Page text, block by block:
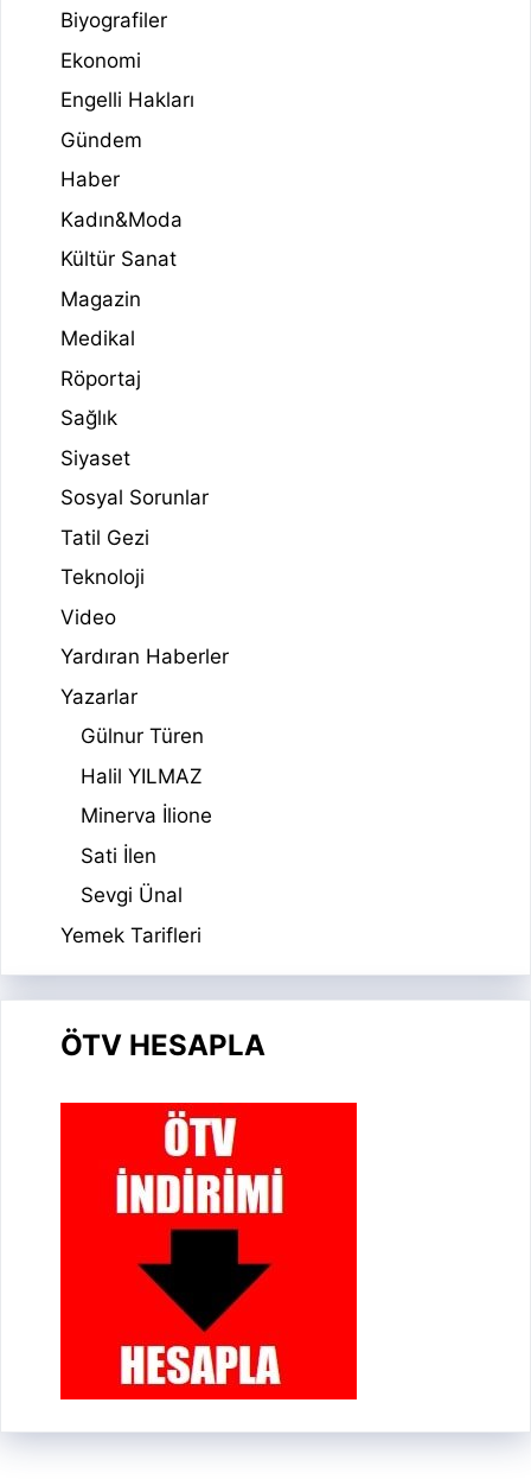
Biyografiler
Ekonomi
Engelli Hakları
Gündem
Haber
Kadın&Moda
Kültür Sanat
Magazin
Medikal
Röportaj
Sağlık
Siyaset
Sosyal Sorunlar
Tatil Gezi
Teknoloji
Video
Yardıran Haberler
Yazarlar
Gülnur Türen
Halil YILMAZ
Minerva İlione
Sati İlen
Sevgi Ünal
Yemek Tarifleri
ÖTV HESAPLA